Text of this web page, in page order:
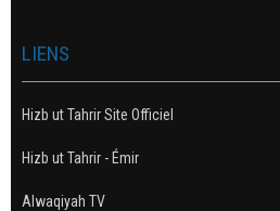
LIENS
Hizb ut Tahrir Site Officiel
Hizb ut Tahrir - Émir
Alwaqiyah TV